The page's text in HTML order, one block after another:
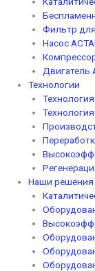
Фильтр
Насос
Технологии
Наши решения